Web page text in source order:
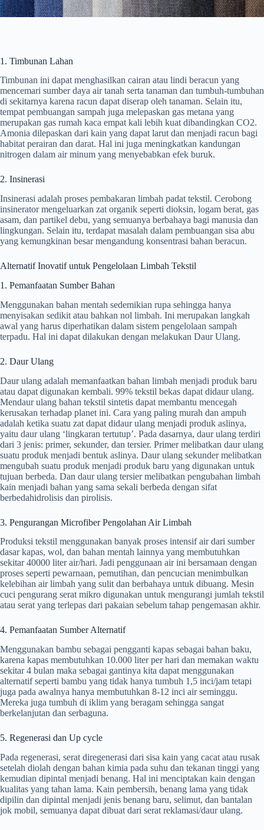
1. Timbunan Lahan
Timbunan ini dapat menghasilkan cairan atau lindi beracun yang
mencemari sumber daya air tanah serta tanaman dan tumbuh-tumbuhan
di sekitarnya karena racun dapat diserap oleh tanaman. Selain itu,
tempat pembuangan sampah juga melepaskan gas metana yang
merupakan gas rumah kaca empat kali lebih kuat dibandingkan CO2.
Amonia dilepaskan dari kain yang dapat larut dan menjadi racun bagi
habitat perairan dan darat. Hal ini juga meningkatkan kandungan
nitrogen dalam air minum yang menyebabkan efek buruk.
2. Insinerasi
Insinerasi adalah proses pembakaran limbah padat tekstil. Cerobong
insinerator mengeluarkan zat organik seperti dioksin, logam berat, gas
asam, dan partikel debu, yang semuanya berbahaya bagi manusia dan
lingkungan. Selain itu, terdapat masalah dalam pembuangan sisa abu
yang kemungkinan besar mengandung konsentrasi bahan beracun.
Alternatif Inovatif untuk Pengelolaan Limbah Tekstil
1. Pemanfaatan Sumber Bahan
Menggunakan bahan mentah sedemikian rupa sehingga hanya
menyisakan sedikit atau bahkan nol limbah. Ini merupakan langkah
awal yang harus diperhatikan dalam sistem pengelolaan sampah
terpadu. Hal ini dapat dilakukan dengan melakukan Daur Ulang.
2. Daur Ulang
Daur ulang adalah memanfaatkan bahan limbah menjadi produk baru
atau dapat digunakan kembali. 99% tekstil bekas dapat didaur ulang.
Mendaur ulang bahan tekstil sintetis dapat membantu mencegah
kerusakan terhadap planet ini. Cara yang paling murah dan ampuh
adalah ketika suatu zat dapat didaur ulang menjadi produk aslinya,
yaitu daur ulang ‘lingkaran tertutup’. Pada dasarnya, daur ulang terdiri
dari 3 jenis: primer, sekunder, dan tersier. Primer melibatkan daur ulang
suatu produk menjadi bentuk aslinya. Daur ulang sekunder melibatkan
mengubah suatu produk menjadi produk baru yang digunakan untuk
tujuan berbeda. Dan daur ulang tersier melibatkan pengubahan limbah
kain menjadi bahan yang sama sekali berbeda dengan sifat
berbedahidrolisis dan pirolisis.
3. Pengurangan Microfiber Pengolahan Air Limbah
Produksi tekstil menggunakan banyak proses intensif air dari sumber
dasar kapas, wol, dan bahan mentah lainnya yang membutuhkan
sekitar 40000 liter air/hari. Jadi penggunaan air ini bersamaan dengan
proses seperti pewarnaan, pemutihan, dan pencucian menimbulkan
kelebihan air limbah yang sulit dan berbahaya untuk dibuang. Mesin
cuci pengurang serat mikro digunakan untuk mengurangi jumlah tekstil
atau serat yang terlepas dari pakaian sebelum tahap pengemasan akhir.
4. Pemanfaatan Sumber Alternatif
Menggunakan bambu sebagai pengganti kapas sebagai bahan baku,
karena kapas membutuhkan 10.000 liter per hari dan memakan waktu
sekitar 4 bulan maka sebagai gantinya kita dapat menggunakan
alternatif seperti bambu yang tidak hanya tumbuh 1,5 inci/jam tetapi
juga pada awalnya hanya membutuhkan 8-12 inci air seminggu.
Mereka juga tumbuh di iklim yang beragam sehingga sangat
berkelanjutan dan serbaguna.
5. Regenerasi dan Up cycle
Pada regenerasi, serat diregenerasi dari sisa kain yang cacat atau rusak
setelah diolah dengan bahan kimia pada suhu dan tekanan tinggi yang
kemudian dipintal menjadi benang. Hal ini menciptakan kain dengan
kualitas yang tahan lama. Kain pembersih, benang lama yang tidak
dipilin dan dipintal menjadi jenis benang baru, selimut, dan bantalan
jok mobil, semuanya dapat dibuat dari serat reklamasi/daur ulang.